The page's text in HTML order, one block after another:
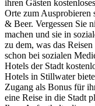
ihren Gästen
Orte zum Ausprobieren
& Beer. Vergessen Sie
machen und sie in
zu dem, was das
schon bei sozialen
Hotels der Stadt
Hotels in Stillwater
Zugang als Bonus für
eine Reise in die Stadt